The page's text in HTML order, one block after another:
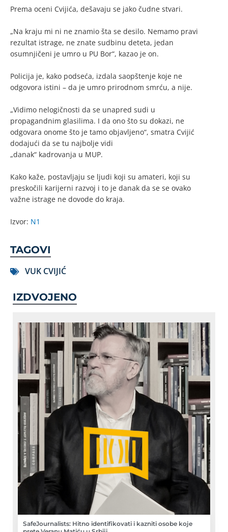
Prema oceni Cvijića, dešavaju se jako čudne stvari.
„Na kraju mi ni ne znamio šta se desilo. Nemamo pravi
rezultat istrage, ne znate sudbinu deteta, jedan
osumnjičeni je umro u PU Bor“, kazao je on.
Policija je, kako podseća, izdala saopštenje koje ne
odgovora istini – da je umro prirodnom smrću, a nije.
„Vidimo nelogičnosti da se unapred sudi u
propagandnim glasilima. I da ono što su dokazi, ne
odgovara onome što je tamo objavljeno“, smatra Cvijić
dodajući da se tu najbolje vidi
„danak“ kadrovanja u MUP.
Kako kaže, postavljaju se ljudi koji su amateri, koji su
preskočili karijerni razvoj i to je danak da se se ovako
važne istrage ne dovode do kraja.
Izvor: N1
TAGOVI
VUK CVIJIĆ
IZDVOJENO
SafeJournalists: Hitno identifikovati i kazniti osobe koje